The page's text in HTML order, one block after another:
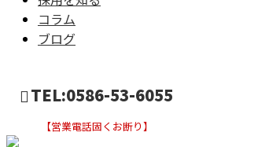
コラム
ブログ
TEL:0586-53-6055
【営業電話固くお断り】